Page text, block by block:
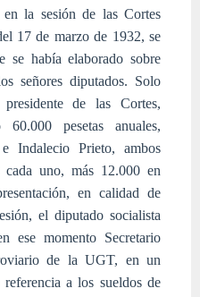
la sesión de las Cortes
17 de marzo de 1932, se
se había elaborado sobre
señores diputados. Solo
de las Cortes,
pesetas anuales,
Indalecio Prieto, ambos
cada uno, más 12.000 en
en calidad de
el diputado socialista
ese momento Secretario
de la UGT, en un
a los sueldos de